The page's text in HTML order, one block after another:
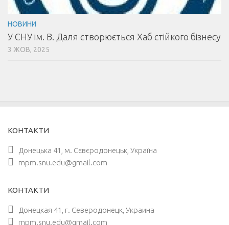
НОВИНИ
У СНУ ім. В. Даля створюється Хаб стійкого бізнесу
3 ЖОВ, 2025
КОНТАКТИ
Донецька 41, м. Сєвєродонецьк, Україна
mpm.snu.edu@gmail.com
КОНТАКТИ
Донецкая 41, г. Северодонецк, Украина
mpm.snu.edu@gmail.com